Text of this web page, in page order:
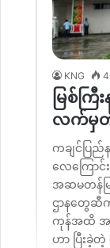
KNG
မြစ်က
လက်မှတ်
ကချင်ပြည်
လေကြော
အဆမတန်
ဌာနတွေဆီက
ကုန်အထိ အ
ဟာ ပြီးခဲ့